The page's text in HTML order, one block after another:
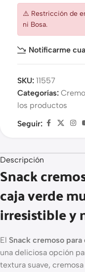
⚠️ Restricción de
ni Bosa.
Notificarme
SKU: 11557
Categorías:
los productos
Seguir:
Descripción
Snack
caja verde
irresistible y
El Snack cremoso
una deliciosa opción
textura suave,